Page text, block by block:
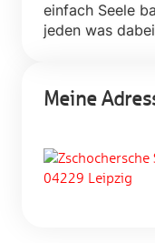
einfach Seele
jeden was
Meine